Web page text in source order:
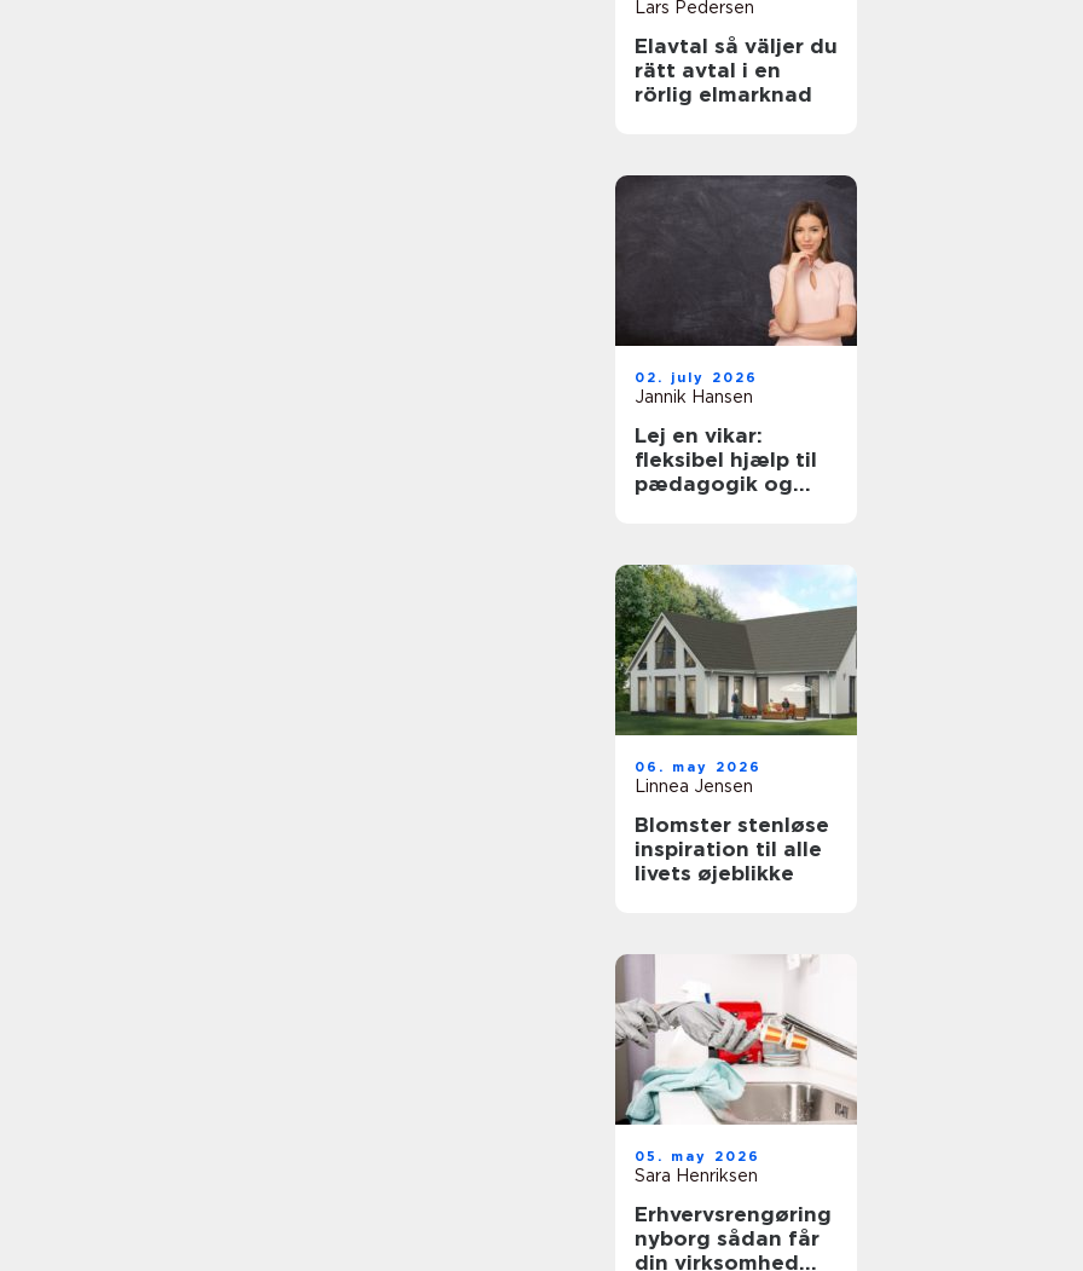
Lars Pedersen
Elavtal så väljer du
rätt avtal i en
rörlig elmarknad
02. july 2026
Jannik Hansen
Lej en vikar:
fleksibel hjælp til
pædagogik og
06. may 2026
Linnea Jensen
Blomster stenløse
inspiration til alle
livets øjeblikke
05. may 2026
Sara Henriksen
Erhvervsrengøring
nyborg sådan får
din virksomhed